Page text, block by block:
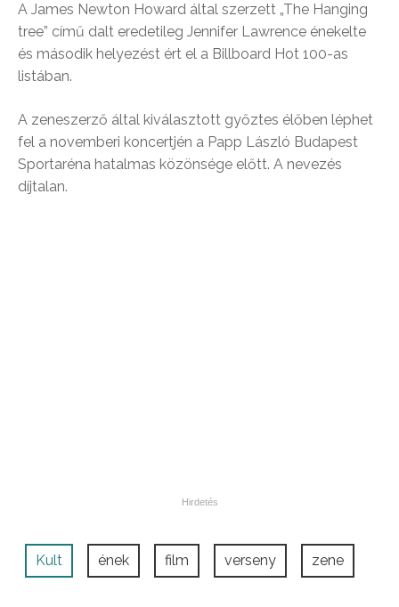
A James Newton Howard által szerzett „The Hanging
tree” című dalt eredetileg Jennifer Lawrence énekelte
és második helyezést ért el a Billboard Hot 100-as
listában.
A zeneszerző által kiválasztott győztes élőben léphet
fel a novemberi koncertjén a Papp László Budapest
Sportaréna hatalmas közönsége előtt. A nevezés
díjtalan.
Kult ének film verseny zene